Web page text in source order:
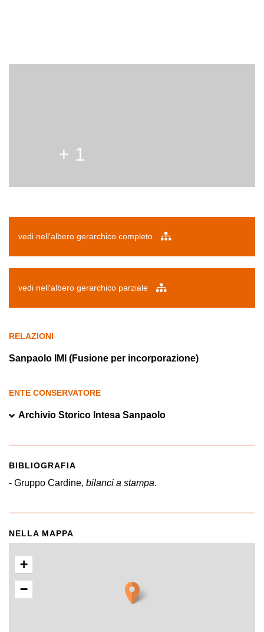
+ 1
vedi nell'albero gerarchico completo
vedi nell'albero gerarchico parziale
RELAZIONI
Sanpaolo IMI (Fusione per incorporazione)
ENTE CONSERVATORE
Archivio Storico Intesa Sanpaolo
BIBLIOGRAFIA
- Gruppo Cardine, bilanci a stampa.
NELLA MAPPA
+
−